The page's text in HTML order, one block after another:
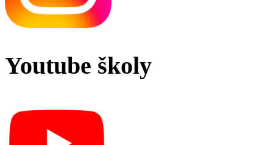
Youtube školy